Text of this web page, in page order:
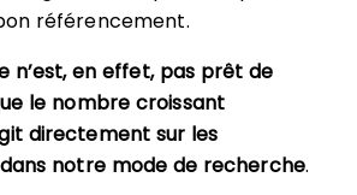
référencement.
n’est, en effet, pas prêt de
le nombre croissant
directement sur les
notre mode de recherche.